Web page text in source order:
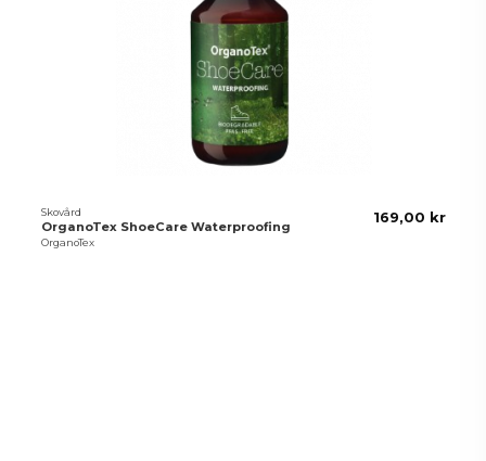
Skovård
OrganoTex ShoeCare Waterproofing
OrganoTex
169,00 kr